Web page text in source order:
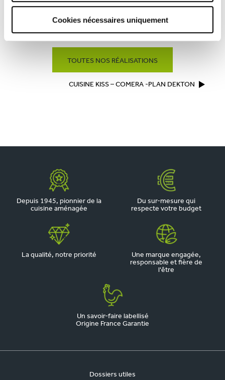
Cookies nécessaires uniquement
MODÈLE TECHNO ET PLAN DE TRAVAIL EN GRANDS CARREAUX
CÉRAMIQUE
TOUTES NOS RÉALISATIONS
CUISINE KISS – COMERA -PLAN DEKTON
Depuis 1945, pionnier de la
cuisine aménagée
Du sur-mesure qui
respecte votre budget
La qualité, notre priorité
Une marque engagée,
responsable et fière de
l'être
Un savoir-faire labellisé
Origine France Garantie
Dossiers utiles